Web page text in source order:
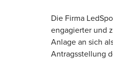
Die Firma
engagierter und
Anlage an sich
Antragsstellung